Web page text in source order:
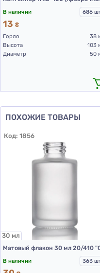
В наличии
686
13 ₴
Горло
38
Высота
103
Диаметр
50
ПОХОЖИЕ ТОВАРЫ
Код: 1856
30 мл
В наличии
363